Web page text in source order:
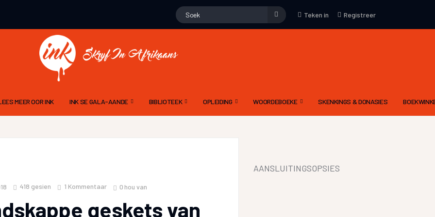
Teken in Registreer
MEER OOR INK INK SE GALA-AANDE
21 NOVEMBER 2020 – 5DE GALA AAND
BIBLIOTEEK
GERT ROSSOUW SE BRIEWE AAN CELESTE
OPLEIDING WOORDEBOEKE SKENKINGS & DONASIES
418 gesien 1 Kommentaar 0 hou van
geskets van
AANSLUITINGSOPSIES